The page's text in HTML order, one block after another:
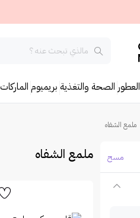
العطور الصحة والتغذية بريميوم الماركات
ملمع الشفاه
مسح ملمع الشفاه